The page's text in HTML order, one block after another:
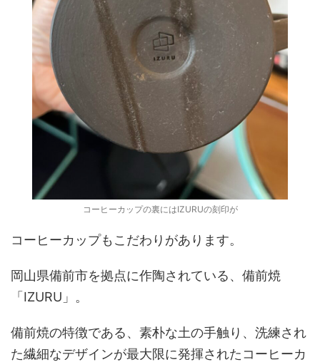
コーヒーカップの裏にはIZURUの刻印が
コーヒーカップもこだわりがあります。
岡山県備前市を拠点に作陶されている、備前焼
「IZURU」。
備前焼の特徴である、素朴な土の手触り、洗練され
た繊細なデザインが最大限に発揮されたコーヒーカ